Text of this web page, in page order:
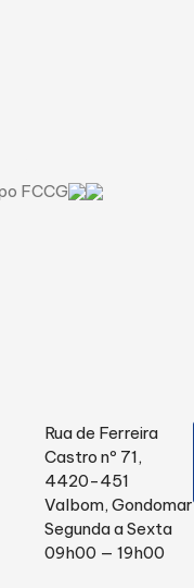
Rua de Ferreira
Castro nº 71,
4420-451
Valbom, Gondomar
Segunda a Sexta
09h00 — 19h00